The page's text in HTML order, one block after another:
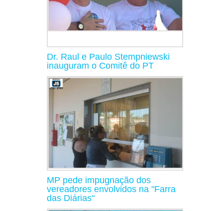
Dr. Raul e Paulo Stempniewski
inauguram o Comitê do PT
MP pede impugnação dos
vereadores envolvidos na "Farra
das Diárias"